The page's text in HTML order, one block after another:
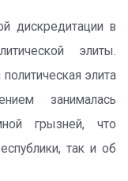
дискредитации в
элиты.
элита
занималась
грызней, что
так и об